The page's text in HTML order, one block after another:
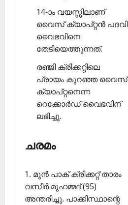
14-ാം വയസ്സിലാണ്
വൈസ് ക്യാപ്റ്റന്‍ പദവി
വൈഭവിനെ
തേടിയെത്തുന്നത്.
രഞ്ജി ക്രിക്കറ്റിലെ
പ്രായം കുറഞ്ഞ വൈസ്
ക്യാപ്റ്റനെന്ന
റെക്കോര്‍ഡ് വൈഭവിന്
ലഭിച്ചു.
ചരമം
1. മുന്‍ പാക് ക്രിക്കറ്റ് താരം
വസീര്‍ മുഹമ്മദ് (95)
അന്തരിച്ചു. പാക്കിസ്ഥാന്റെ